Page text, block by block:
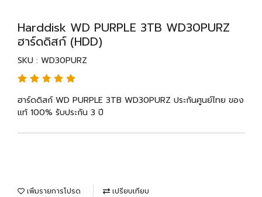
Harddisk WD PURPLE 3TB WD30PURZ
ฮาร์ดดิสก์ (HDD)
SKU : WD30PURZ
ฮาร์ดดิสก์ WD PURPLE 3TB WD30PURZ ประกันศูนย์ไทย ของ
แท้ 100% รับประกัน 3 ปี
เพิ่มรายการโปรด เปรียบเทียบ